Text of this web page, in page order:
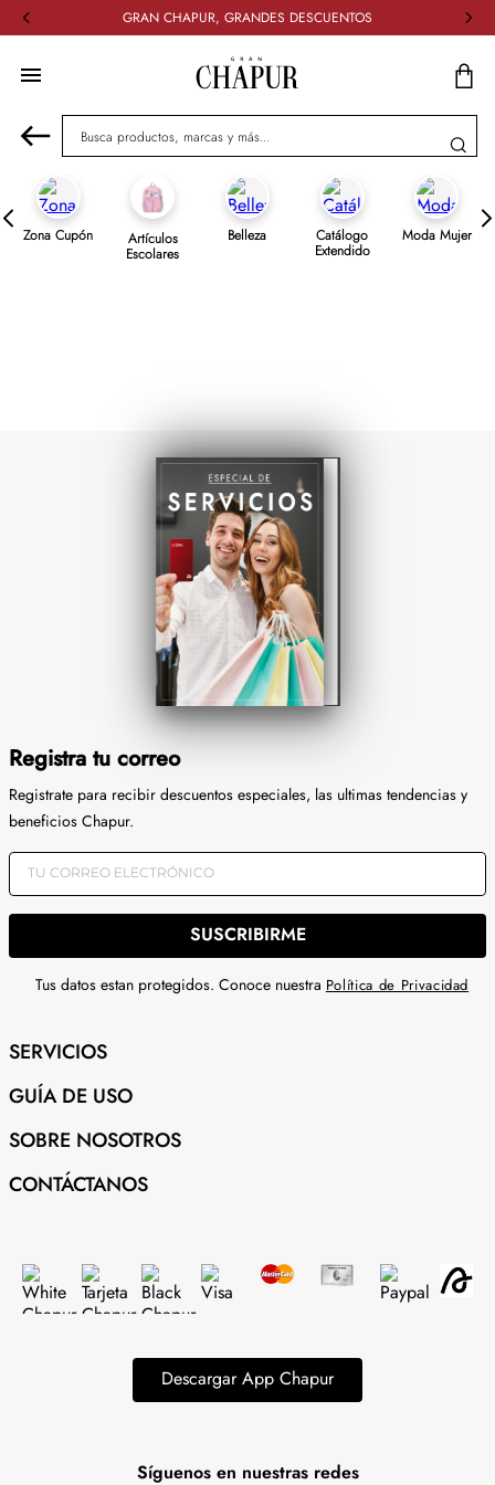
GRAN CHAPUR, GRANDES DESCUENTOS
Busca productos, marcas y más...
Zona Cupón Artículos
Escolares
Belleza Catálogo
Extendido
Moda Mujer
Registra tu correo
Registrate para recibir descuentos especiales, las ultimas tendencias y
beneficios Chapur.
SUSCRIBIRME
Tus datos estan protegidos. Conoce nuestra Política de Privacidad
SERVICIOS
GUÍA DE USO
SOBRE NOSOTROS
CONTÁCTANOS
Descargar App Chapur
Síguenos en nuestras redes